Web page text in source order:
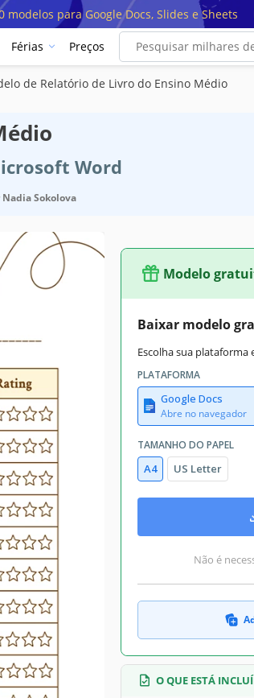
para Google Docs, Slides e Sheets
Férias Preços
de Relatório de Livro do Ensino Médio
Word
Nadia Sokolova
Modelo
Baixar modelo
Escolha sua
PLATAFORMA
Google Docs
Abre no navegador
TAMANHO DO PAPEL
A4 US Letter
Não é
O QUE ESTÁ